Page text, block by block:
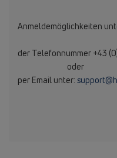
Anmeldemöglichkeiten
der Telefonnummer +43
oder
per Email unter: